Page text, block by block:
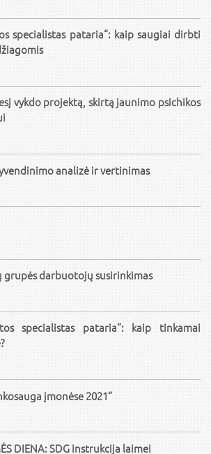
specialistas pataria“: kaip saugiai dirbti
vykdo projektą, skirtą jaunimo psichikos
analizė ir vertinimas
grupės darbuotojų susirinkimas
specialistas pataria“: kaip tinkamai
įmonėse 2021“
DIENA: SDG instrukcija laimei